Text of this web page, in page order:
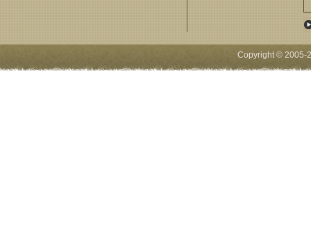
Copyright © 2005-